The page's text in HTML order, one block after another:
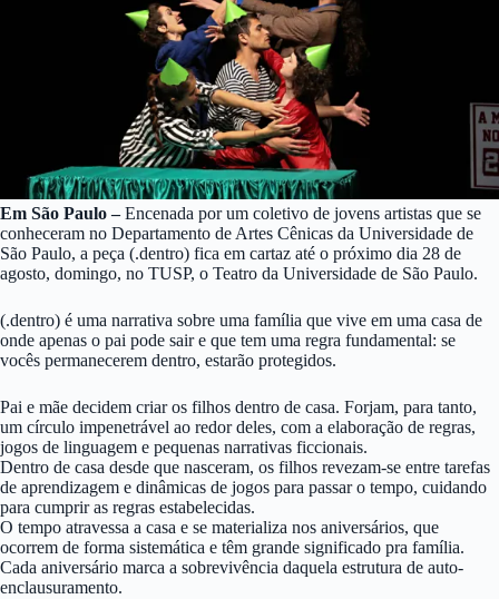
Em São Paulo –Encenada por um coletivo de jovens artistas que se
conheceram no Departamento de Artes Cênicas da Universidade de
São Paulo, a peça (.dentro) fica em cartaz até o próximo dia 28 de
agosto, domingo, no TUSP, o Teatro da Universidade de São Paulo.
(.dentro) é uma narrativa sobre uma família que vive em uma casa de
onde apenas o pai pode sair e que tem uma regra fundamental: se
vocês permanecerem dentro, estarão protegidos.
Pai e mãe decidem criar os filhos dentro de casa. Forjam, para tanto,
um círculo impenetrável ao redor deles, com a elaboração de regras,
jogos de linguagem e pequenas narrativas ficcionais.
Dentro de casa desde que nasceram, os filhos revezam-se entre tarefas
de aprendizagem e dinâmicas de jogos para passar o tempo, cuidando
para cumprir as regras estabelecidas.
O tempo atravessa a casa e se materializa nos aniversários, que
ocorrem de forma sistemática e têm grande significado pra família.
Cada aniversário marca a sobrevivência daquela estrutura de auto-
enclausuramento.